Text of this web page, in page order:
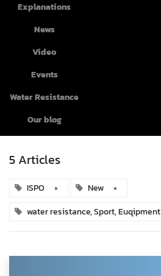
Explanations
News
Video
Events
Water Resistance
Our blog
5 Articles
ISPO × New
×
water resistance, Sport, Euqipment